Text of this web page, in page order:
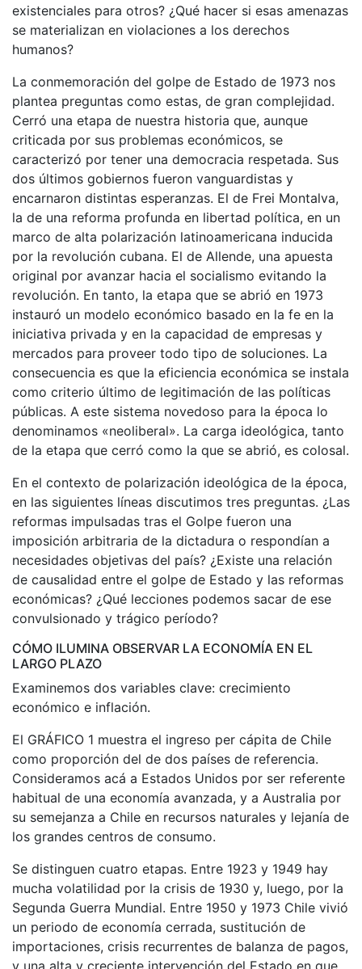
existenciales para otros? ¿Qué hacer si esas amenazas
se materializan en violaciones a los derechos
humanos?
La conmemoración del golpe de Estado de 1973 nos
plantea preguntas como estas, de gran complejidad.
Cerró una etapa de nuestra historia que, aunque
criticada por sus problemas económicos, se
caracterizó por tener una democracia respetada. Sus
dos últimos gobiernos fueron vanguardistas y
encarnaron distintas esperanzas. El de Frei Montalva,
la de una reforma profunda en libertad política, en un
marco de alta polarización latinoamericana inducida
por la revolución cubana. El de Allende, una apuesta
original por avanzar hacia el socialismo evitando la
revolución. En tanto, la etapa que se abrió en 1973
instauró un modelo económico basado en la fe en la
iniciativa privada y en la capacidad de empresas y
mercados para proveer todo tipo de soluciones. La
consecuencia es que la eficiencia económica se instala
como criterio último de legitimación de las políticas
públicas. A este sistema novedoso para la época lo
denominamos «neoliberal». La carga ideológica, tanto
de la etapa que cerró como la que se abrió, es colosal.
En el contexto de polarización ideológica de la época,
en las siguientes líneas discutimos tres preguntas. ¿Las
reformas impulsadas tras el Golpe fueron una
imposición arbitraria de la dictadura o respondían a
necesidades objetivas del país? ¿Existe una relación
de causalidad entre el golpe de Estado y las reformas
económicas? ¿Qué lecciones podemos sacar de ese
convulsionado y trágico período?
CÓMO ILUMINA OBSERVAR LA ECONOMÍA EN EL
LARGO PLAZO
Examinemos dos variables clave: crecimiento
económico e inflación.
El GRÁFICO 1 muestra el ingreso per cápita de Chile
como proporción del de dos países de referencia.
Consideramos acá a Estados Unidos por ser referente
habitual de una economía avanzada, y a Australia por
su semejanza a Chile en recursos naturales y lejanía de
los grandes centros de consumo.
Se distinguen cuatro etapas. Entre 1923 y 1949 hay
mucha volatilidad por la crisis de 1930 y, luego, por la
Segunda Guerra Mundial. Entre 1950 y 1973 Chile vivió
un periodo de economía cerrada, sustitución de
importaciones, crisis recurrentes de balanza de pagos,
y una alta y creciente intervención del Estado en que